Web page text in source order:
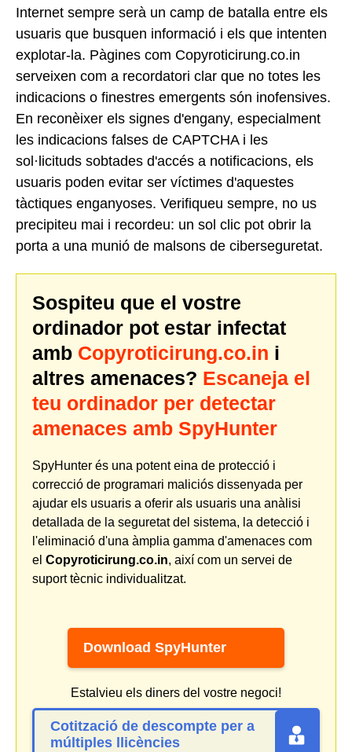
Internet sempre serà un camp de batalla entre els
usuaris que busquen informació i els que intenten
explotar-la. Pàgines com Copyroticirung.co.in
serveixen com a recordatori clar que no totes les
indicacions o finestres emergents són inofensives.
En reconèixer els signes d'engany, especialment
les indicacions falses de CAPTCHA i les
sol·licituds sobtades d'accés a notificacions, els
usuaris poden evitar ser víctimes d'aquestes
tàctiques enganyoses. Verifiqueu sempre, no us
precipiteu mai i recordeu: un sol clic pot obrir la
porta a una munió de malsons de ciberseguretat.
Sospiteu que el vostre
ordinador pot estar infectat
amb Copyroticirung.co.in i
altres amenaces? Escaneja el
teu ordinador per detectar
amenaces amb SpyHunter
SpyHunter és una potent eina de protecció i
correcció de programari maliciós dissenyada per
ajudar els usuaris a oferir als usuaris una anàlisi
detallada de la seguretat del sistema, la detecció i
l'eliminació d'una àmplia gamma d'amenaces com
el Copyroticirung.co.in, així com un servei de
suport tècnic individualitzat.
Download SpyHunter
Estalvieu els diners del vostre negoci!
Cotització de descompte per a
múltiples llicències